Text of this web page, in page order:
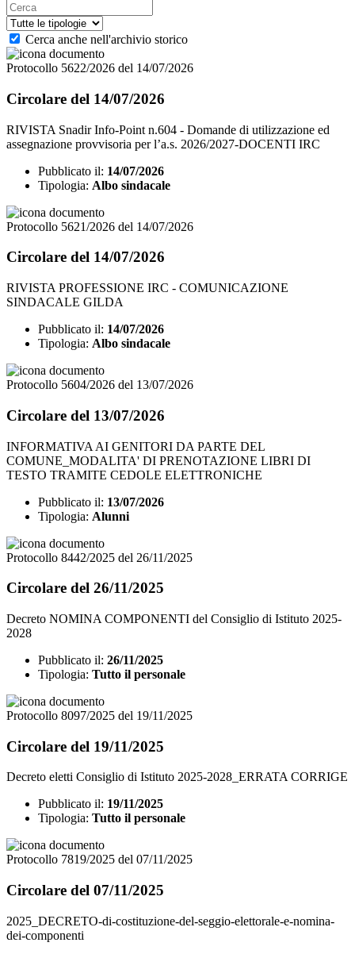
Cerca anche nell'archivio storico
Protocollo 5622/2026 del 14/07/2026
Circolare del 14/07/2026
RIVISTA Snadir Info-Point n.604 - Domande di utilizzazione ed
assegnazione provvisoria per l’a.s. 2026/2027-DOCENTI IRC
Pubblicato il: 14/07/2026
Tipologia: Albo sindacale
Protocollo 5621/2026 del 14/07/2026
Circolare del 14/07/2026
RIVISTA PROFESSIONE IRC - COMUNICAZIONE
SINDACALE GILDA
Pubblicato il: 14/07/2026
Tipologia: Albo sindacale
Protocollo 5604/2026 del 13/07/2026
Circolare del 13/07/2026
INFORMATIVA AI GENITORI DA PARTE DEL
COMUNE_MODALITA' DI PRENOTAZIONE LIBRI DI
TESTO TRAMITE CEDOLE ELETTRONICHE
Pubblicato il: 13/07/2026
Tipologia: Alunni
Protocollo 8442/2025 del 26/11/2025
Circolare del 26/11/2025
Decreto NOMINA COMPONENTI del Consiglio di Istituto 2025-
2028
Pubblicato il: 26/11/2025
Tipologia: Tutto il personale
Protocollo 8097/2025 del 19/11/2025
Circolare del 19/11/2025
Decreto eletti Consiglio di Istituto 2025-2028_ERRATA CORRIGE
Pubblicato il: 19/11/2025
Tipologia: Tutto il personale
Protocollo 7819/2025 del 07/11/2025
Circolare del 07/11/2025
2025_DECRETO-di-costituzione-del-seggio-elettorale-e-nomina-
dei-componenti